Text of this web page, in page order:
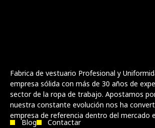
Fabrica de vestuario Profesional y
empresa sólida con más de 30 años de
sector de la ropa de trabajo. Apostamos
nuestra constante evolución nos ha
empresa de referencia dentro del mercado
Blog Contactar